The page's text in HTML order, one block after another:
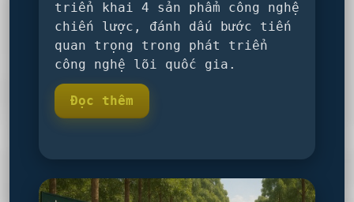
triển khai 4 sản phẩm công nghệ
chiến lược, đánh dấu bước tiến
quan trọng trong phát triển
công nghệ lõi quốc gia.
Đọc thêm